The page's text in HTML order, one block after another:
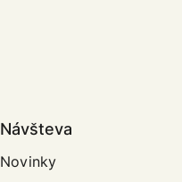
Návšteva
Novinky